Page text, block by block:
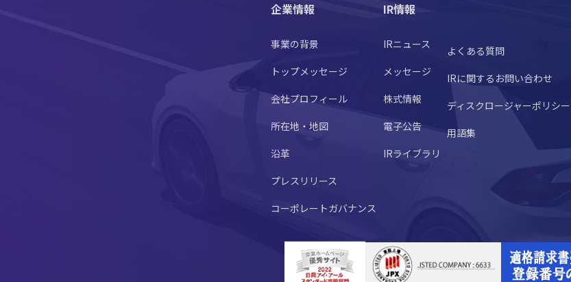
企業情報
事業の背景
トップメッセージ
会社プロフィール
所在地・地図
沿革
プレスリリース
コーポレートガバナンス
IR情報
IRニュース
メッセージ
株式情報
電子公告
IRライブラリ
よくある質問
IRに関するお問い合わせ
ディスクロージャーポリシー
用語集